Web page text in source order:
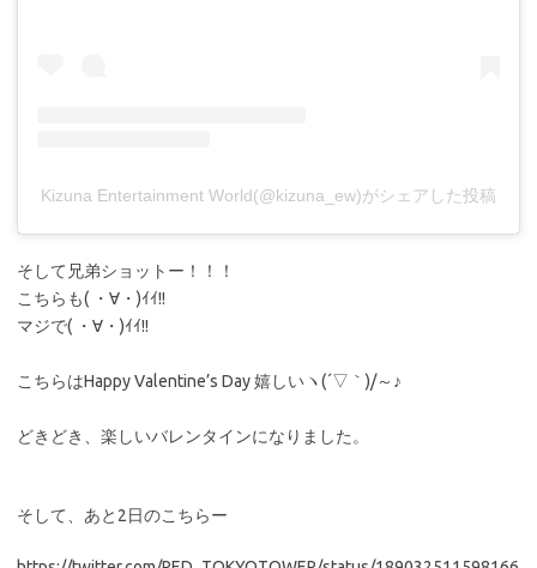
Kizuna Entertainment World(@kizuna_ew)がシェアした投稿
そして兄弟ショットー！！！
こちらも( ・∀・)ｲｲ!!
マジで( ・∀・)ｲｲ!!
こちらはHappy Valentine’s Day 嬉しいヽ(´▽｀)/～♪
どきどき、楽しいバレンタインになりました。
そして、あと2日のこちらー